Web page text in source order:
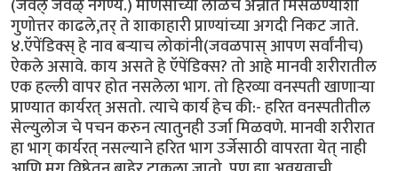
(जवल् जवळ् नगण्य.) माणसाच्या लाळेचे अन्नात मिसळण्याशी
गुणोत्तर काढले,तर् ते शाकाहारी प्राण्यांच्या अगदी निकट जाते.
४.ऍपेंडिक्स् हे नाव बर्‍याच लोकांनी(जवळपास् आपण सर्वांनीच)
ऐकले असावे. काय असते हे ऍपेंडिक्स? तो आहे मानवी शरीरातील
एक हल्ली वापर होत नसलेला भाग. तो हिरव्या वनस्पती खाणार्‍या
प्राण्यात कार्यरत् असतो. त्याचे कार्य हेच की:- हरित वनस्पतीतील
सेल्युलोज चे पचन करुन त्यातुनही उर्जा मिळवणे. मानवी शरीरात
हा भाग् कार्यरत् नसल्याने हरित भाग उर्जेसाठी वापरता येत् नाही